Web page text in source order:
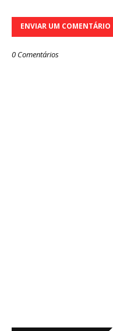
ENVIAR UM COMENTÁRIO
0 Comentários